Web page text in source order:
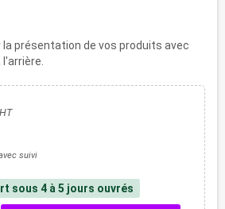
présentation de vos produits avec
HT
suivi
sous 4 à 5 jours ouvrés